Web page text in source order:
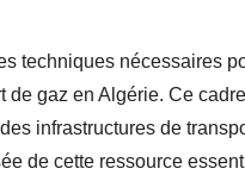
techniques nécessaires
de gaz en Algérie. Ce
infrastructures de
de cette ressource